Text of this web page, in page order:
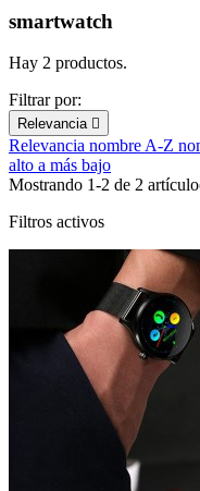
smartwatch
Hay 2 productos.
Filtrar por:
Relevancia 
Relevancia nombre A-Z
alto a más bajo
Mostrando 1-2 de 2
Filtros activos